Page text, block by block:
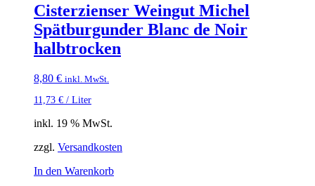
Cisterzienser Weingut Michel
Spätburgunder Blanc de Noir
halbtrocken
8,80 € inkl. MwSt.
11,73 € / Liter
inkl. 19 % MwSt.
zzgl. Versandkosten
In den Warenkorb